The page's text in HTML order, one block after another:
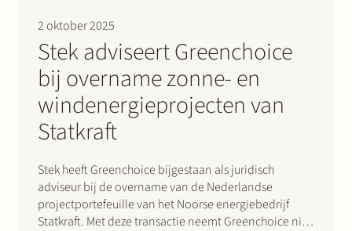
2 oktober 2025
Stek adviseert Greenchoice
bij overname zonne- en
windenergieprojecten van
Statkraft
Stek heeft Greenchoice bijgestaan als juridisch
adviseur bij de overname van de Nederlandse
projectportefeuille van het Noorse energiebedrijf
Statkraft. Met deze transactie neemt Greenchoice niet
Werken bij Stek
Partner Expertise Energie
Volg ons